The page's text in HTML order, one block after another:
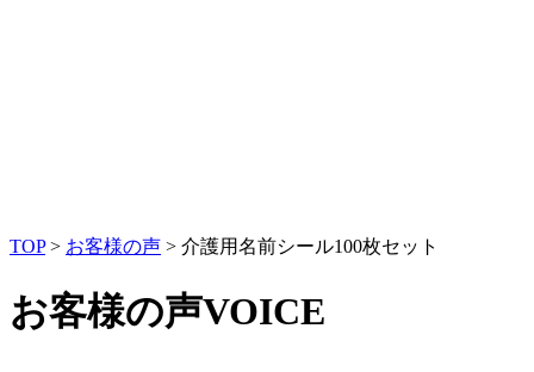
TOP > お客様の声 > 介護用名前シール100枚セット
お客様の声VOICE